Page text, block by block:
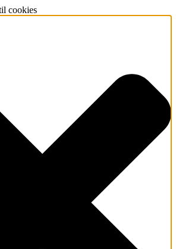
cookies